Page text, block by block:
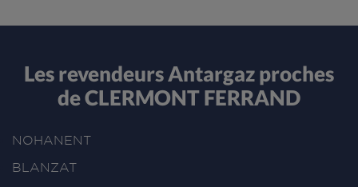
Les revendeurs Antargaz proches
de CLERMONT FERRAND
NOHANENT
BLANZAT